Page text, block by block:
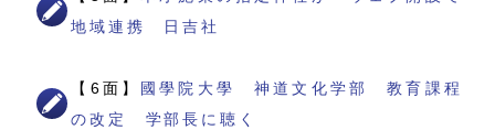
地域連携 日吉社
【6面】
國學院大學 神道文化学部 教育課程
の改定 学部長に聴く